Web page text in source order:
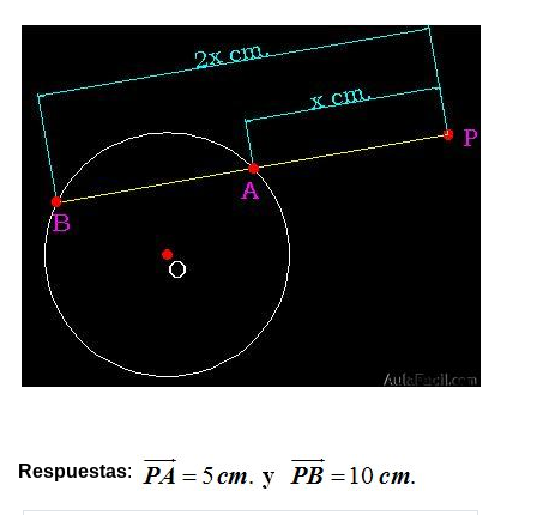
Respuestas: